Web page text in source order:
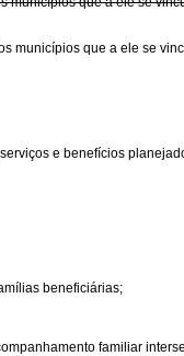
municípios que a ele se
e benefícios
beneficiárias;
familiar